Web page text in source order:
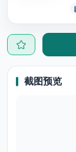
截图预览